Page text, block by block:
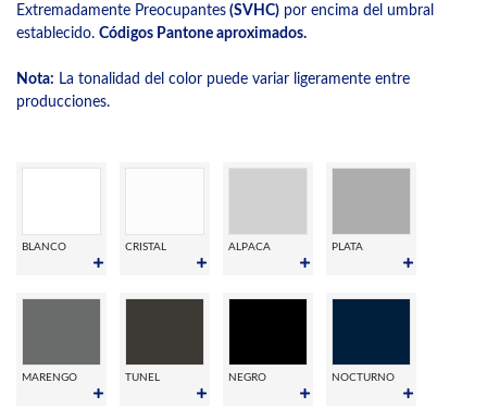
Extremadamente Preocupantes (SVHC) por encima del umbral
establecido. Códigos Pantone aproximados.
Nota: La tonalidad del color puede variar ligeramente entre
producciones.
BLANCO CRISTAL ALPACA PLATA
MARENGO TUNEL NEGRO NOCTURNO